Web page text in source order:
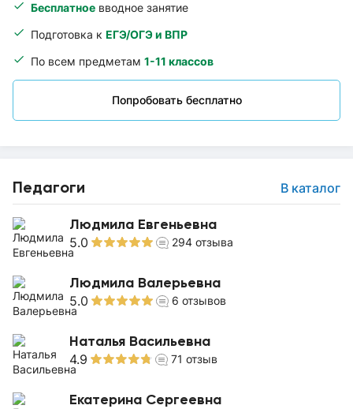
Бесплатное вводное занятие
Подготовка к ЕГЭ/ОГЭ и ВПР
По всем предметам 1-11 классов
Попробовать бесплатно
Педагоги В каталог
Людмила Евгеньевна
5.0 294 отзыва
Людмила Валерьевна
5.0 6 отзывов
Наталья Васильевна
4.9 71 отзыв
Екатерина Сергеевна